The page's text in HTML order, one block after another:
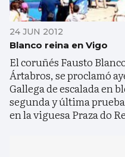
24 JUN 2012
Blanco reina en Vigo
El coruñés Fausto
Ártabros, se proclamó
Gallega de escalada en
segunda y última
en la viguesa Praza do